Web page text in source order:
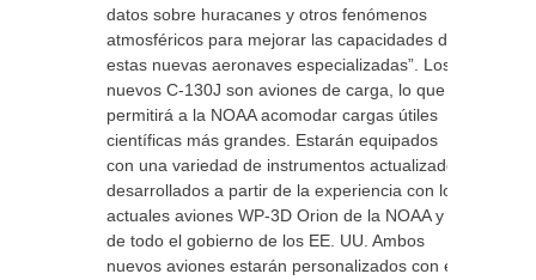
datos sobre huracanes y otros fenómenos
atmosféricos para mejorar las capacidades de
estas nuevas aeronaves especializadas”. Los
nuevos C-130J son aviones de carga, lo que
permitirá a la NOAA acomodar cargas útiles
científicas más grandes. Estarán equipados
con una variedad de instrumentos actualizados
desarrollados a partir de la experiencia con los
actuales aviones WP-3D Orion de la NOAA y
de todo el gobierno de los EE. UU. Ambos
nuevos aviones estarán personalizados con el